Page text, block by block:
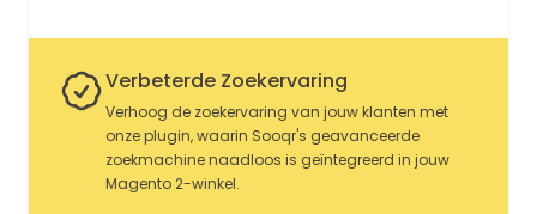
Verbeterde Zoekervaring
Verhoog de zoekervaring van jouw klanten met
onze plugin, waarin Sooqr's geavanceerde
zoekmachine naadloos is geïntegreerd in jouw
Magento 2-winkel.